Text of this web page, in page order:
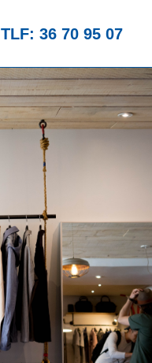
TLF: 36 70 95 07